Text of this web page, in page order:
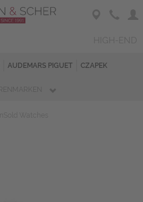
AUDEMARS PIGUET CZAPEK